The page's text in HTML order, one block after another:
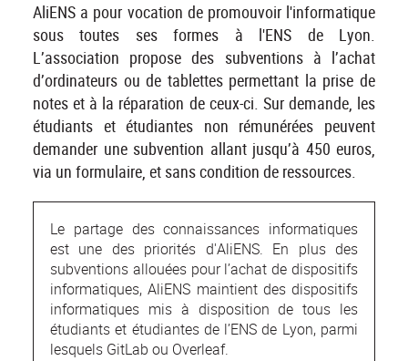
AliENS a pour vocation de promouvoir l'informatique
sous toutes ses formes à l'ENS de Lyon.
L’association propose des subventions à l’achat
d’ordinateurs ou de tablettes permettant la prise de
notes et à la réparation de ceux-ci. Sur demande, les
étudiants et étudiantes non rémunérées peuvent
demander une subvention allant jusqu’à 450 euros,
via un formulaire, et sans condition de ressources.
Le partage des connaissances informatiques
est une des priorités d'AliENS. En plus des
subventions allouées pour l’achat de dispositifs
informatiques, AliENS maintient des dispositifs
informatiques mis à disposition de tous les
étudiants et étudiantes de l’ENS de Lyon, parmi
lesquels GitLab ou Overleaf.